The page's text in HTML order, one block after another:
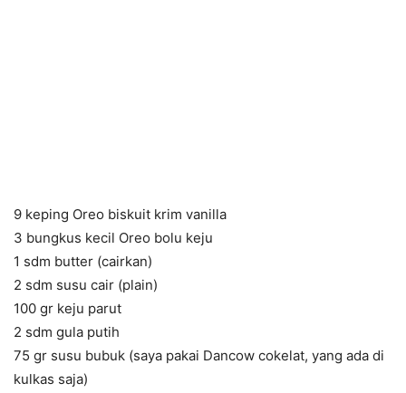
9 keping Oreo biskuit krim vanilla
3 bungkus kecil Oreo bolu keju
1 sdm butter (cairkan)
2 sdm susu cair (plain)
100 gr keju parut
2 sdm gula putih
75 gr susu bubuk (saya pakai Dancow cokelat, yang ada di
kulkas saja)